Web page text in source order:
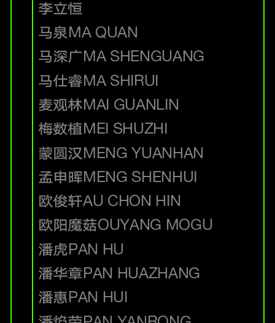
李立恒
马泉MA QUAN
马深广MA SHENGUANG
马仕睿MA SHIRUI
麦观林MAI GUANLIN
梅数植MEI SHUZHI
蒙圆汉MENG YUANHAN
孟申晖MENG SHENHUI
欧俊轩AU CHON HIN
欧阳魔菇OUYANG MOGU
潘虎PAN HU
潘华章PAN HUAZHANG
潘惠PAN HUI